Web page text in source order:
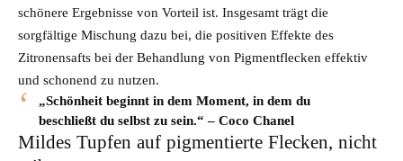
schönere Ergebnisse von Vorteil ist. Insgesamt trägt die
sorgfältige Mischung dazu bei, die positiven Effekte des
Zitronensafts bei der Behandlung von Pigmentflecken effektiv
und schonend zu nutzen.
„Schönheit beginnt in dem Moment, in dem du
beschließt du selbst zu sein.“ – Coco Chanel
Mildes Tupfen auf pigmentierte Flecken, nicht